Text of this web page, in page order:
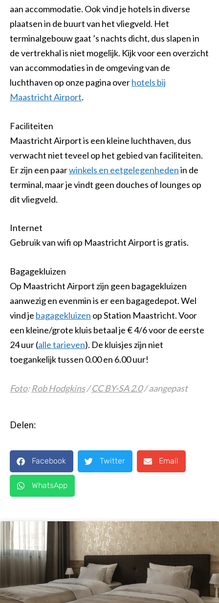
aan accommodatie. Ook vind je hotels in diverse
plaatsen in de buurt van het vliegveld. Het
terminalgebouw gaat ’s nachts dicht, dus slapen in
de vertrekhal is niet mogelijk. Kijk voor een overzicht
van accommodaties in de omgeving van de
luchthaven op onze pagina overhotels bij
Maastricht Airport.
Faciliteiten
Maastricht Airport is een kleine luchthaven, dus
verwacht niet teveel op het gebied van faciliteiten.
Er zijn een paarwinkels en eetgelegenhedenin de
terminal, maar je vindt geen douches of lounges op
dit vliegveld.
Internet
Gebruik van wifi op Maastricht Airport is gratis.
Bagagekluizen
Op Maastricht Airport zijn geen bagagekluizen
aanwezig en evenmin is er een bagagedepot. Wel
vind je bagagekluizen op Station Maastricht. Voor
een kleine/grote kluis betaal je € 4/6 voor de eerste
24 uur (alle tarieven). De kluisjes zijn niet
toegankelijk tussen 0.00 en 6.00 uur!
Foto: Rob Hodgkins/CC BY-SA 2.0/ aangepast
Delen:
Facebook Twitter Email
WhatsApp